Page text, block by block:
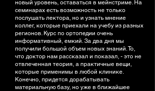
новый уровень, оставаться в мейнстриме. На
семинарах есть возможность не только
послушать лектора, но и узнать мнение
коллег, которые приехали на учебу из разных
регионов. Курс по ортопедии очень
информативный, емкий. За два дня мы
получили большой объем новых знаний. То,
что доктор нам рассказал и показал, - это не
отвлеченная теория, а практичные вещи,
которые применимы в любой клинике.
Конечно, придется дорабатывать
материальную базу, но уже в ближайшее